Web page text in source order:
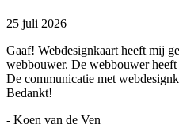
25 juli 2026
Gaaf! Webdesignkaart heeft mij
webbouwer. De webbouwer
De communicatie met
Bedankt!
- Koen van de Ven